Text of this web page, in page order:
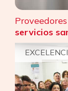
servicios